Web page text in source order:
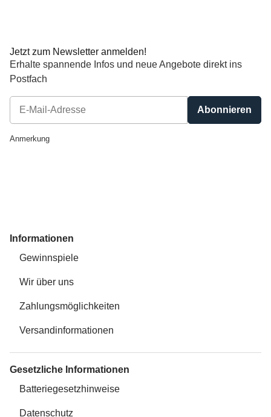
Jetzt zum Newsletter anmelden!
Erhalte spannende Infos und neue Angebote direkt ins
Postfach
Abonnieren
Anmerkung
Informationen
Gewinnspiele
Wir über uns
Zahlungsmöglichkeiten
Versandinformationen
Gesetzliche Informationen
Batteriegesetzhinweise
Datenschutz